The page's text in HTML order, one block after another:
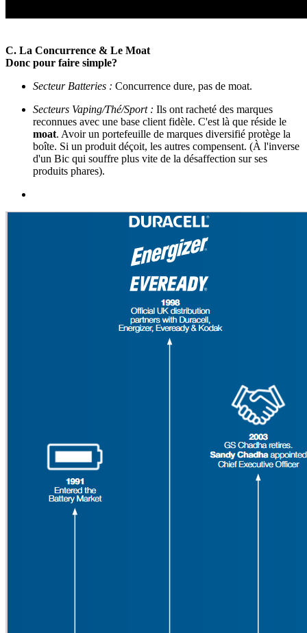
C. La Concurrence & Le Moat
Donc pour faire simple?
Secteur Batteries : Concurrence dure, pas de moat.
Secteurs Vaping/Thé/Sport : Ils ont racheté des marques
reconnues avec une base client fidèle. C'est là que réside le
moat. Avoir un portefeuille de marques diversifié protège la
boîte. Si un produit déçoit, les autres compensent. (À l'inverse
d'un Bic qui souffre plus vite de la désaffection sur ses
produits phares).